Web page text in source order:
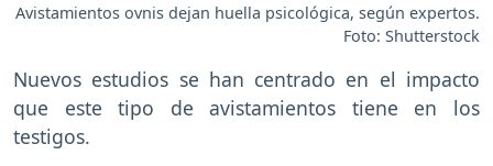
Avistamientos ovnis dejan huella psicológica, según expertos.
Foto: Shutterstock
Nuevos estudios se han centrado en el impacto
que este tipo de avistamientos tiene en los
testigos.